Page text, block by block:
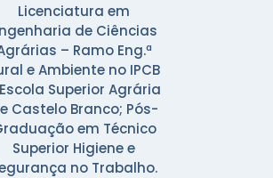
Licenciatura em
de Ciências
– Ramo Eng.ª
e Ambiente no IPCB
Superior Agrária
Castelo Branco; Pós-
em Técnico
Superior Higiene e
no Trabalho.